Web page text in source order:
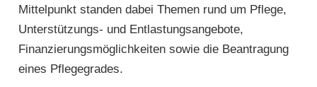
Mittelpunkt standen dabei Themen rund um Pflege,
Unterstützungs- und Entlastungsangebote,
Finanzierungsmöglichkeiten sowie die Beantragung
eines Pflegegrades.